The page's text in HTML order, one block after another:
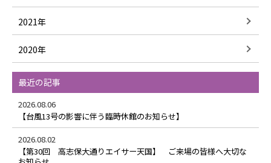
2021年
2020年
最近の記事
2026.08.06
【台風13号の影響に伴う臨時休館のお知らせ】
2026.08.02
【第30回 高志保大通りエイサー天国】 ご来場の皆様へ大切な